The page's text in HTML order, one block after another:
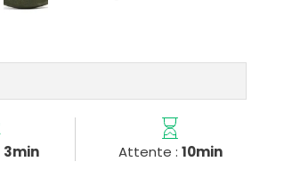
3min Attente : 10min